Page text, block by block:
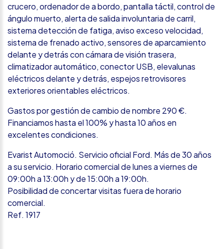
crucero, ordenador de a bordo, pantalla táctil, control de
ángulo muerto, alerta de salida involuntaria de carril,
sistema detección de fatiga, aviso exceso velocidad,
sistema de frenado activo, sensores de aparcamiento
delante y detrás con cámara de visión trasera,
climatizador automático, conector USB, elevalunas
eléctricos delante y detrás, espejos retrovisores
exteriores orientables eléctricos.
Gastos por gestión de cambio de nombre 290 €.
Financiamos hasta el 100% y hasta 10 años en
excelentes condiciones.
Evarist Automoció. Servicio oficial Ford. Más de 30 años
a su servicio. Horario comercial de lunes a viernes de
09:00h a 13:00h y de 15:00h a 19:00h.
Posibilidad de concertar visitas fuera de horario
comercial.
Ref. 1917